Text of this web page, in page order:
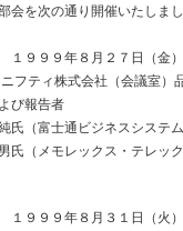
会を次の通り開催いたしま
１９９９年８月２７日（金
ニフティ株式会社（会議室
び報告者
（富士通ビジネスシステ
（メモレックス・テレッ
９９９年８月３１日（火）